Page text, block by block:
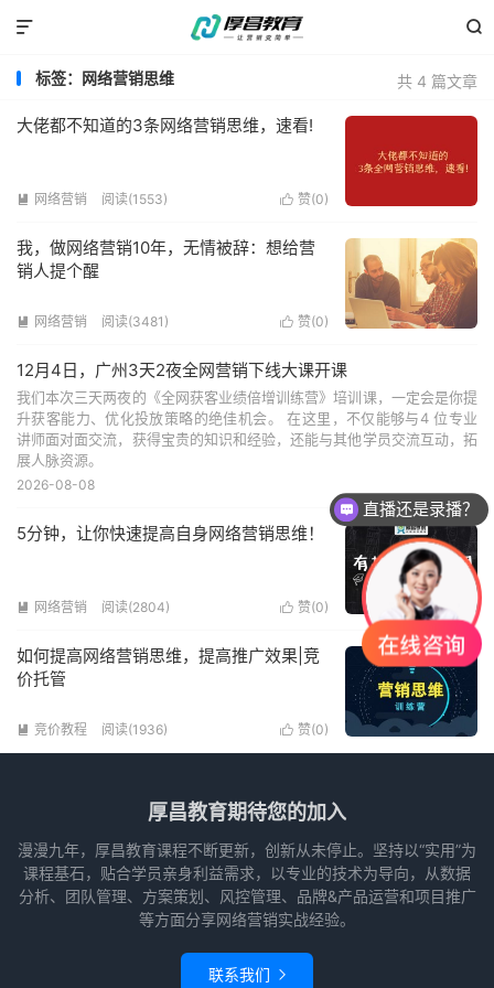


共 4 篇文章
标签：网络营销思维
大佬都不知道的3条网络营销思维，速看!
 赞(0)
 网络营销 阅读(1553)
我，做网络营销10年，无情被辞：想给营
销人提个醒
 赞(0)
 网络营销 阅读(3481)
12月4日，广州3天2夜全网营销下线大课开课
我们本次三天两夜的《全网获客业绩倍增训练营》培训课，一定会是你提
升获客能力、优化投放策略的绝佳机会。 在这里，不仅能够与4 位专业
讲师面对面交流，获得宝贵的知识和经验，还能与其他学员交流互动，拓
展人脉资源。
2026-08-08
5分钟，让你快速提高自身网络营销思维！
 赞(0)
 网络营销 阅读(2804)
如何提高网络营销思维，提高推广效果|竞
价托管
 赞(0)
 竞价教程 阅读(1936)
厚昌教育期待您的加入
漫漫九年，厚昌教育课程不断更新，创新从未停止。坚持以“实用”为
课程基石，贴合学员亲身利益需求，以专业的技术为导向，从数据
分析、团队管理、方案策划、风控管理、品牌&产品运营和项目推广
等方面分享网络营销实战经验。
联系我们 
直播还是录播？